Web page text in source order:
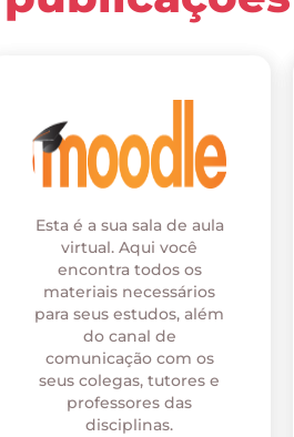
Esta é a sua sala de aula
virtual. Aqui você
encontra todos os
materiais necessários
para seus estudos, além
do canal de
comunicação com os
seus colegas, tutores e
professores das
disciplinas.